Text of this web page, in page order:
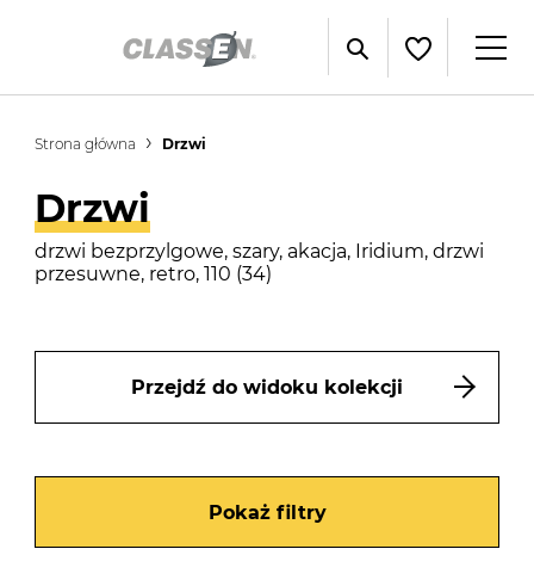
Strona główna Drzwi
Drzwi
drzwi bezprzylgowe, szary, akacja, Iridium, drzwi
przesuwne, retro, 110 (34)
Przejdź do widoku kolekcji
Pokaż filtry